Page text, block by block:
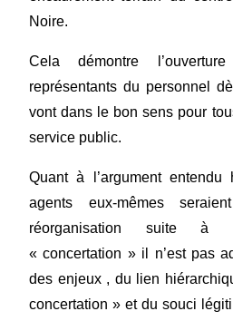
Noire.
Cela démontre
représentants du personnel
vont dans le bon sens pour
service public.
Quant à l’argument
agents eux-mêmes
réorganisation suite à
« concertation » il n’est pas
des enjeux , du lien
concertation » et du souci